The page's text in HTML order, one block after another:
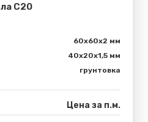
С20
60х60х2 мм
40х20х1,5 мм
грунтовка
Цена за п.м.